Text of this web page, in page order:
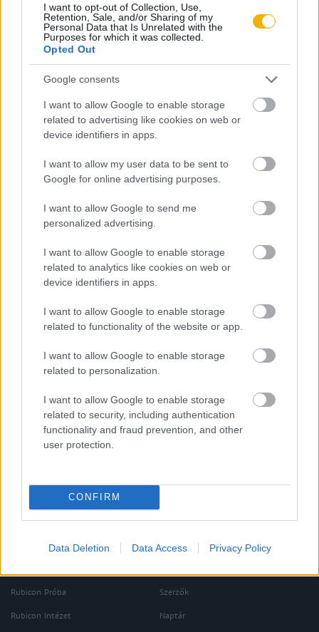
I want to opt-out of Collection, Use,
Retention, Sale, and/or Sharing of my
Personal Data that Is Unrelated with the
Purposes for which it was collected.
Opted Out
Google consents
I want to allow Google to enable storage
related to advertising like cookies on web or
device identifiers in apps.
I want to allow my user data to be sent to
Google for online advertising purposes.
I want to allow Google to send me
personalized advertising.
I want to allow Google to enable storage
related to analytics like cookies on web or
device identifiers in apps.
I want to allow Google to enable storage
related to functionality of the website or app.
I want to allow Google to enable storage
related to personalization.
I want to allow Google to enable storage
related to security, including authentication
functionality and fraud prevention, and other
user protection.
CONFIRM
Data Deletion Data Access Privacy Policy
9-én írott jelentésében visszatért a segesvári ütközetre és
további részleteket közölt róla. Ezeknek a jelentéseknek a
tartalma a magyar történettudomány számára régen ismert:
a szentpétervári angol követ 1849. augusztus 16-i és
augusztus 24-i, Lord Palmerston angol külügyminiszterhez
írt jelentéseinek mellékleteként nyomtatásban már 1851-
ben napvilágot láttak egy angol
dokumentumgyűjteményben. Pontosabban
Szerző
Rosonczy Ildikó
Ismerje meg
Lapszám
2015/7.
Rubicon Bolt
Rubicon Próba
Rubicon Intézet
Korszakok
Szerzők
Naptár